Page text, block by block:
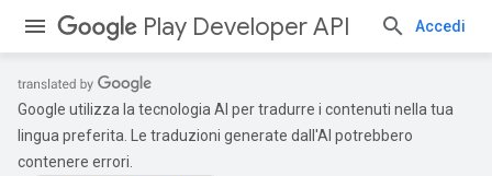
Play Developer API Accedi
Google utilizza la tecnologia AI per tradurre i contenuti nella tua
lingua preferita. Le traduzioni generate dall'AI potrebbero
contenere errori.